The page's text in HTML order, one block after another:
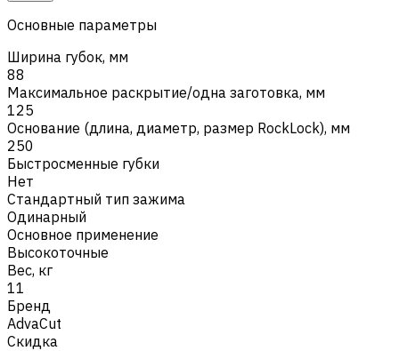
Основные параметры
Ширина губок, мм
88
Максимальное раскрытие/одна заготовка, мм
125
Основание (длина, диаметр, размер RockLock), мм
250
Быстросменные губки
Нет
Стандартный тип зажима
Одинарный
Основное применение
Высокоточные
Вес, кг
11
Бренд
AdvaCut
Скидка